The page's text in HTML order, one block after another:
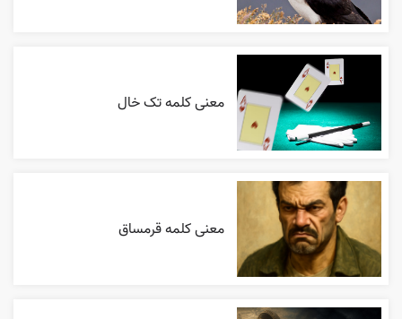
معنی کلمه تک خال
معنی کلمه قرمساق